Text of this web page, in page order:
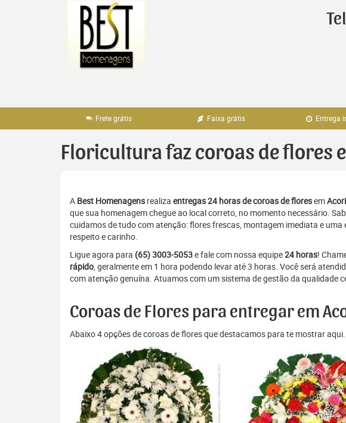
Frete grátis Faixa grátis Entrega
Floricultura faz coroas de flores
A Best Homenagens realiza entregas 24 horas de coroas de floresem
que sua homenagem chegue ao local correto, no momento necessário.
cuidamos de tudo com atenção: flores frescas, montagem imediata e
respeito e carinho.
Ligue agora para (65) 3003-5053e fale com nossa equipe24 horas!
rápido, geralmente em 1 hora podendo levar até 3 horas. Você será
com atenção genuína. Atuamos com um sistema de gestão da qualidade
Coroas de Flores para entregar em
Abaixo 4 opções de coroas de flores que destacamos para te mostrar